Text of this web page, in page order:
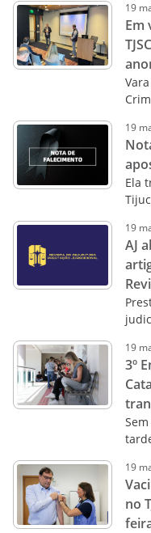
19
Em
19
Ela
19
AJ
19
3º
19
no